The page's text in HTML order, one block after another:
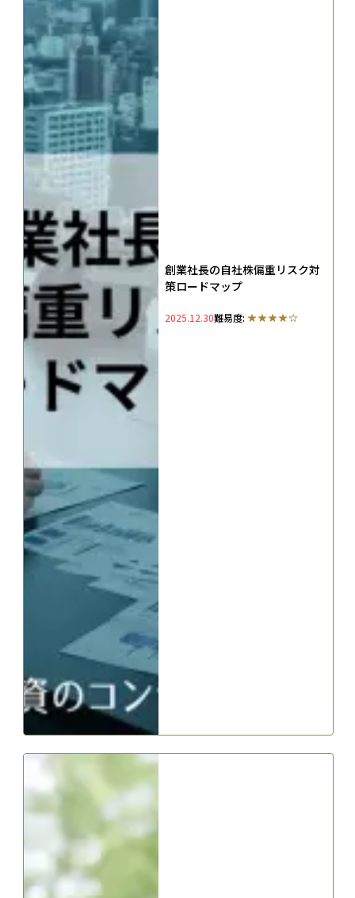
創業社長の自社株偏重リスク対
策ロードマップ
2025.12.30難易度: